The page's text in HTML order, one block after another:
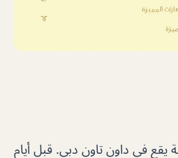
يقع في داون تاون دبي. قبل أيام